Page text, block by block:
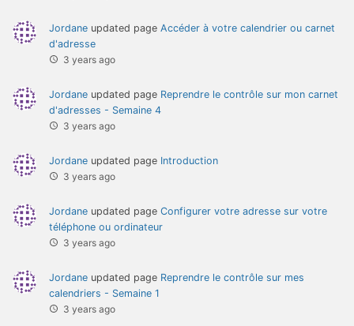
Jordane updated page Accéder à votre calendrier ou carnet
d'adresse
3 years ago
Jordane updated page Reprendre le contrôle sur mon carnet
d'adresses - Semaine 4
3 years ago
Jordane updated page Introduction
3 years ago
Jordane updated page Configurer votre adresse sur votre
téléphone ou ordinateur
3 years ago
Jordane updated page Reprendre le contrôle sur mes
calendriers - Semaine 1
3 years ago